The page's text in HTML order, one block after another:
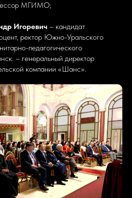
МГИМО;
Игоревич – кандидат
ректор Южно-Уральского
педагогического
– генеральный директор
компании «Шанс».